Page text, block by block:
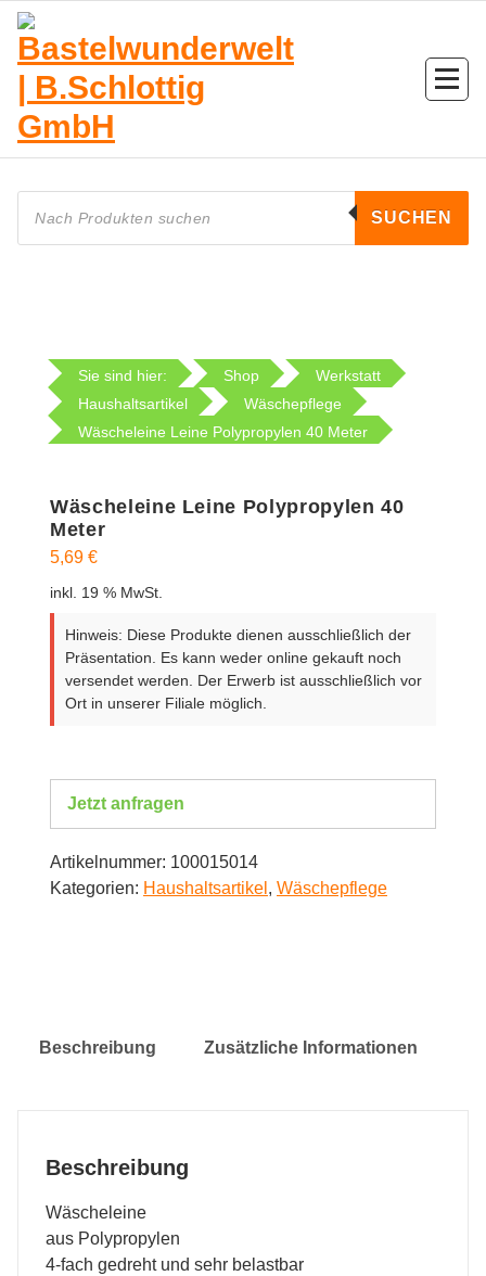
Zum
Inhalt
springen
Products
search
SUCHEN
Sie sind hier: Shop
Werkstatt
Haushaltsartikel
Wäschepflege
Wäscheleine Leine Polypropylen 40 Meter
Wäscheleine Leine Polypropylen 40
Meter
5,69 €
inkl. 19 % MwSt.
Hinweis: Diese Produkte dienen ausschließlich der
Präsentation. Es kann weder online gekauft noch
versendet werden. Der Erwerb ist ausschließlich vor
Ort in unserer Filiale möglich.
Jetzt anfragen
Artikelnummer: 100015014
Kategorien: Haushaltsartikel , Wäschepflege
Beschreibung Zusätzliche Informationen
Beschreibung
Wäscheleine
aus Polypropylen
4-fach gedreht und sehr belastbar